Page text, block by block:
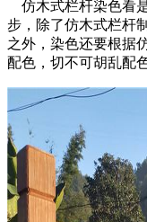
仿木式栏杆染色看
步，除了仿木式栏杆
之外，染色还要根据
配色，切不可胡乱配